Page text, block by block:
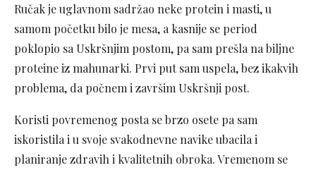
Ručak je uglavnom sadržao neke protein i masti, u
samom početku bilo je mesa, a kasnije se period
poklopio sa Uskršnjim postom, pa sam prešla na biljne
proteine iz mahunarki. Prvi put sam uspela, bez ikakvih
problema, da počnem i završim Uskršnji post.
Koristi povremenog posta se brzo osete pa sam
iskoristila i u svoje svakodnevne navike ubacila i
planiranje zdravih i kvalitetnih obroka. Vremenom se